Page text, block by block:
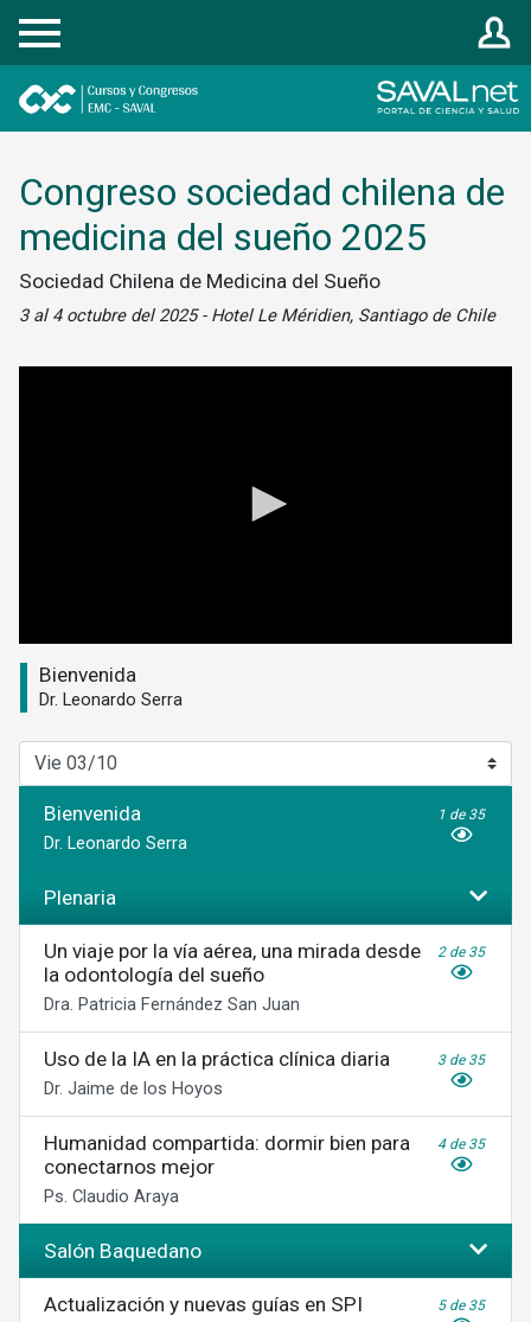
Registrarse
Congreso sociedad chilena de
medicina del sueño 2025
Sociedad Chilena de Medicina del Sueño
3 al 4 octubre del 2025 - Hotel Le Méridien, Santiago de Chile
seconds
0
Bienvenida
Dr. Leonardo Serra
Bienvenida 1 de 35
Dr. Leonardo Serra
Plenaria
Un viaje por la vía aérea, una mirada desde
la odontología del sueño
2 de 35
Dra. Patricia Fernández San Juan
Uso de la IA en la práctica clínica diaria 3 de 35
Dr. Jaime de los Hoyos
Humanidad compartida: dormir bien para
conectarnos mejor
4 de 35
Ps. Claudio Araya
Salón Baquedano
Actualización y nuevas guías en SPI 5 de 35